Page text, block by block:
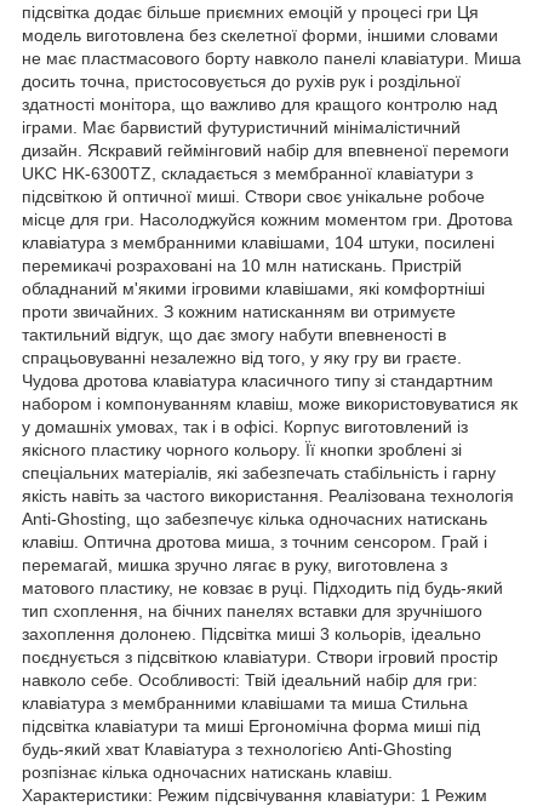
підсвітка додає більше приємних емоцій у процесі гри Ця
модель виготовлена без скелетної форми, іншими словами
не має пластмасового борту навколо панелі клавіатури. Миша
досить точна, пристосовується до рухів рук і роздільної
здатності монітора, що важливо для кращого контролю над
іграми. Має барвистий футуристичний мінімалістичний
дизайн. Яскравий геймінговий набір для впевненої перемоги
UKC HK-6300TZ, складається з мембранної клавіатури з
підсвіткою й оптичної миші. Створи своє унікальне робоче
місце для гри. Насолоджуйся кожним моментом гри. Дротова
клавіатура з мембранними клавішами, 104 штуки, посилені
перемикачі розраховані на 10 млн натискань. Пристрій
обладнаний м'якими ігровими клавішами, які комфортніші
проти звичайних. З кожним натисканням ви отримуєте
тактильний відгук, що дає змогу набути впевненості в
спрацьовуванні незалежно від того, у яку гру ви граєте.
Чудова дротова клавіатура класичного типу зі стандартним
набором і компонуванням клавіш, може використовуватися як
у домашніх умовах, так і в офісі. Корпус виготовлений із
якісного пластику чорного кольору. Її кнопки зроблені зі
спеціальних матеріалів, які забезпечать стабільність і гарну
якість навіть за частого використання. Реалізована технологія
Anti-Ghosting, що забезпечує кілька одночасних натискань
клавіш. Оптична дротова миша, з точним сенсором. Грай і
перемагай, мишка зручно лягає в руку, виготовлена з
матового пластику, не ковзає в руці. Підходить під будь-який
тип схоплення, на бічних панелях вставки для зручнішого
захоплення долонею. Підсвітка миші 3 кольорів, ідеально
поєднується з підсвіткою клавіатури. Створи ігровий простір
навколо себе. Особливості: Твій ідеальний набір для гри:
клавіатура з мембранними клавішами та миша Стильна
підсвітка клавіатури та миші Ергономічна форма миші під
будь-який хват Клавіатура з технологією Anti-Ghosting
розпізнає кілька одночасних натискань клавіш.
Характеристики: Режим підсвічування клавіатури: 1 Режим